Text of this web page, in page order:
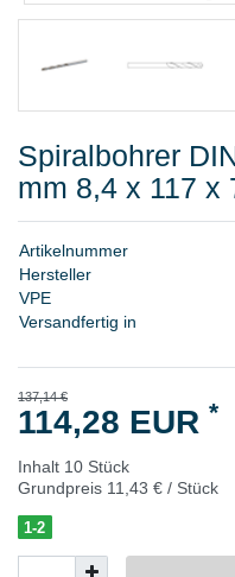
Spiralbohrer
mm 8,4 x 117 x
Artikelnummer
Hersteller
VPE
Versandfertig in
137,14 €
114,28 EUR *
Inhalt 10 Stück
Grundpreis 11,43 € / Stück
1-2